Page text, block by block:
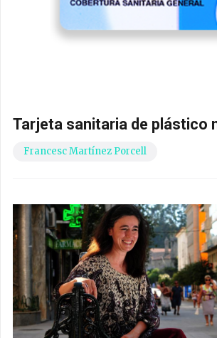
Tarjeta sanitaria de plástico
Francesc Martínez Porcell